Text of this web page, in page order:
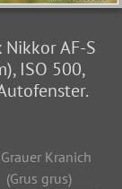
AF-S
ISO 500,